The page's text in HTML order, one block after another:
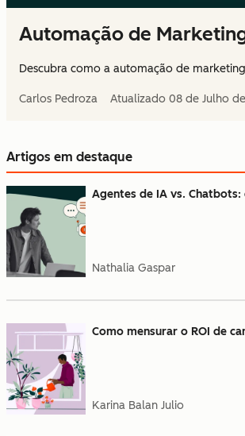
Automação de
Descubra como a automação de
Carlos Pedroza Atualizado 08 de Julho
Artigos em destaque
Agentes de IA vs. Chatbots:
Nathalia Gaspar
Como mensurar o ROI de
Karina Balan Julio